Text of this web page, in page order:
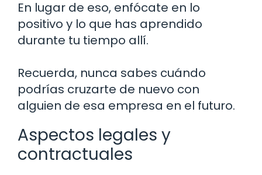
En lugar de eso, enfócate en lo
positivo y lo que has aprendido
durante tu tiempo allí.
Recuerda, nunca sabes cuándo
podrías cruzarte de nuevo con
alguien de esa empresa en el futuro.
Aspectos legales y
contractuales